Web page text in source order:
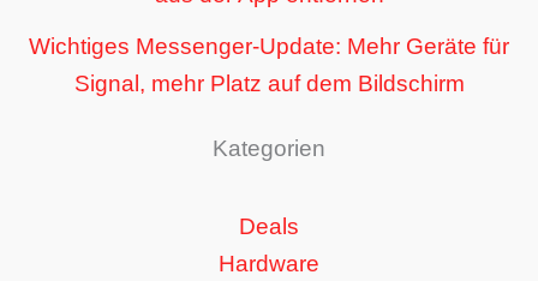
Wichtiges Messenger-Update: Mehr Geräte für
Signal, mehr Platz auf dem Bildschirm
Kategorien
Deals
Hardware